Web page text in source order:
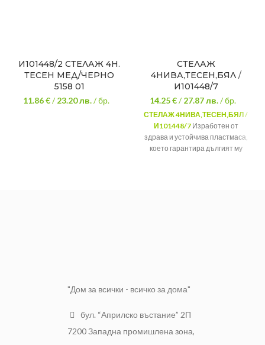
И101448/2 СТЕЛАЖ 4Н.
ТЕСЕН МЕД/ЧЕРНО
5158 01
11.86 €/23.20лв./ бр.
СТЕЛАЖ
4НИВА,ТЕСЕН,БЯЛ /
И101448/7
14.25 €/27.87лв./ бр.
СТЕЛАЖ 4НИВА,ТЕСЕН,БЯЛ /
И101448/7Изработен от
здрава и устойчива пластмаса,
което гарантира дългият му
"Дом за всички - всичко за дома"
бул. “Априлско въстание” 2П
7200 Западна промишлена зона,